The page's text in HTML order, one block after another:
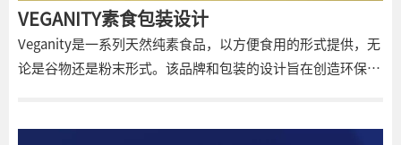
如何使用它 正确饮食很简单 我们在Ohmybrand做了什么： 我
们缩短了“十二世纪产品”的品牌名称，为了简单起见，将其
改为“22”，同时强调其新理念。 我们重新思考了品牌概
洁的设计和单一（橙色）的企业标识，我们传达了品牌的特点
VEGANITY素食包装设计
Veganity是一系列天然纯素食品，以方便食用的形式提供，无
论是谷物还是粉末形式。该品牌和包装的设计旨在创造环保产